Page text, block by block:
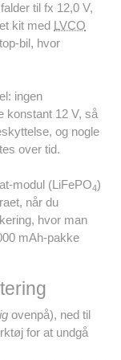
til fx 12,0 V,
kit med LVCO
bil, hvor
ingen
konstant 12 V, så
og nogle
over tid.
modul (LiFePO4)
når du
hvor man
mAh-pakke
ovenpå), ned til
for at undgå